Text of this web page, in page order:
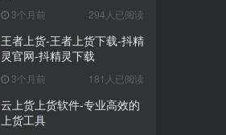
3个月前 294人已阅读
王者上货-王者上货下载-抖精
灵官网-抖精灵下载
3个月前 181人已阅读
云上货上货软件-专业高效的
上货工具